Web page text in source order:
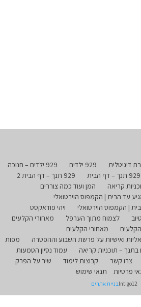
929 ילדים
929 ילדים – חנוכה
929 תנך – דף הבית
929 תנך – דף הבית 2
קריאה
המן ועוד כמה צוררים
עד הבית | הקמפוס הוירטואלי
| הקמפוס הוירטואלי
ויהי פודאקסט
לצמוח מתוך הערפל
מאחורי הקלעים
מאחורי הקלעים
ואישיות על פרשת השבוע וההפטרה
מפות
בתנך – תוכניות קריאה
עמוד נסיון הטמעות
צרו קשר קבוצות לימוד
שיר על הפרק
פרטיות
תנאי שימוש
Intigo12בניית אתרים